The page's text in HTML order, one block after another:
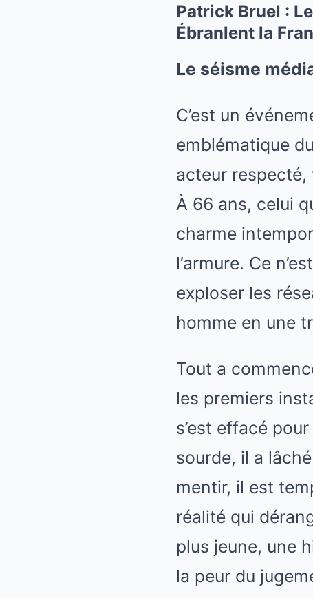
Patrick Bruel :
Ébranlent la
Le séisme
C’est un
emblématique
acteur
À 66 ans, celui
charme
l’armure. Ce
exploser les
homme en une
Tout a
les premiers
s’est effacé
sourde, il a
mentir, il est
réalité qui
plus jeune, une
la peur du